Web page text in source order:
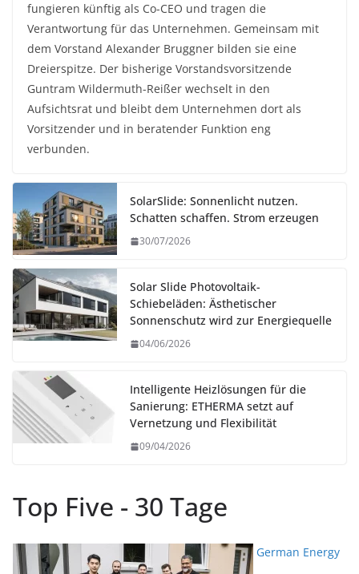
fungieren künftig als Co-CEO und tragen die
Verantwortung für das Unternehmen. Gemeinsam mit
dem Vorstand Alexander Bruggner bilden sie eine
Dreierspitze. Der bisherige Vorstandsvorsitzende
Guntram Wildermuth-Reißer wechselt in den
Aufsichtsrat und bleibt dem Unternehmen dort als
Vorsitzender und in beratender Funktion eng
verbunden.
SolarSlide: Sonnenlicht nutzen.
Schatten schaffen. Strom erzeugen
30/07/2026
Solar Slide Photovoltaik-
Schiebeläden: Ästhetischer
Sonnenschutz wird zur Energiequelle
04/06/2026
Intelligente Heizlösungen für die
Sanierung: ETHERMA setzt auf
Vernetzung und Flexibilität
09/04/2026
Top Five - 30 Tage
German Energy